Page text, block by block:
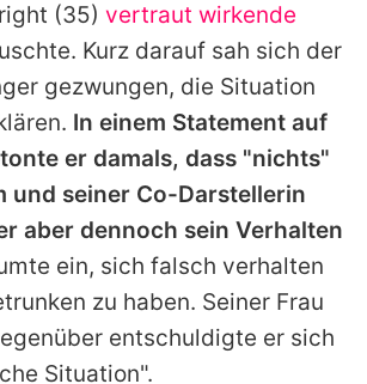
(35) vertraut wirkende
Kurz darauf sah sich der
gezwungen, die Situation
In einem Statement auf
er damals, dass "nichts"
und seiner Co-Darstellerin
aber dennoch sein Verhalten
ein, sich falsch verhalten
zu haben. Seiner Frau
entschuldigte er sich
Situation".